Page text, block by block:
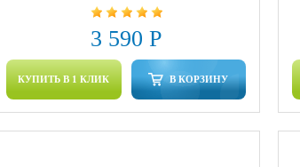
3 590 Р
КУПИТЬ В 1 КЛИК В КОРЗИНУ